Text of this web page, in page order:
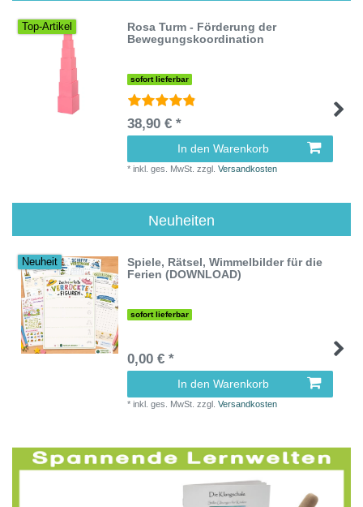
Top-Artikel
Rosa Turm - Förderung der
Bewegungskoordination
sofort lieferbar
38,90 € *
In den Warenkorb
*inkl. ges. MwSt. zzgl.Versandkosten
Neuheiten
Neuheit
Spiele, Rätsel, Wimmelbilder für die
Ferien (DOWNLOAD)
sofort lieferbar
0,00 € *
In den Warenkorb
*inkl. ges. MwSt. zzgl.Versandkosten